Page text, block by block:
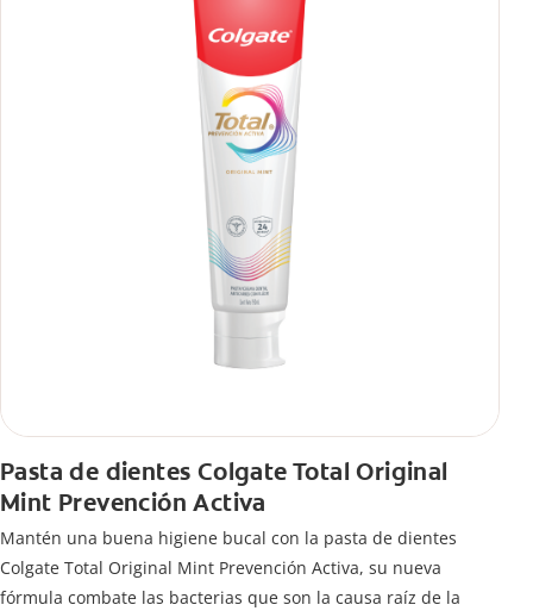
Pasta de dientes Colgate Total Original
Mint Prevención Activa
Mantén una buena higiene bucal con la pasta de dientes
Colgate Total Original Mint Prevención Activa, su nueva
fórmula combate las bacterias que son la causa raíz de la